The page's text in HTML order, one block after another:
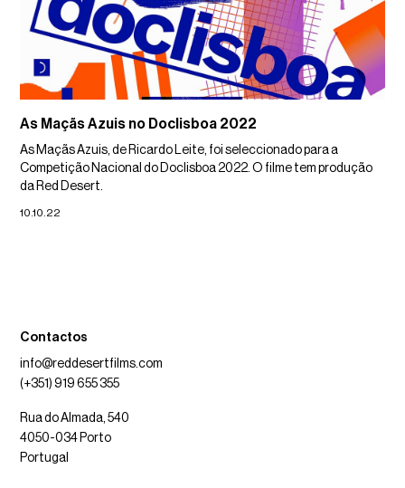
As Maçãs Azuis no Doclisboa 2022
As Maçãs Azuis, de Ricardo Leite, foi seleccionado para a
Competição Nacional do Doclisboa 2022. O filme tem produção
da Red Desert.
10.10.22
Contactos
info@reddesertfilms.com
(+351) 919 655 355
Rua do Almada, 540
4050-034 Porto
Portugal